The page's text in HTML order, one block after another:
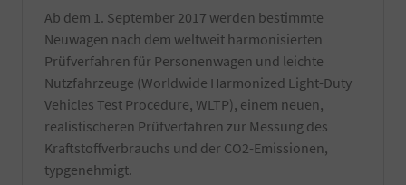
Ab dem 1. September 2017 werden bestimmte
Neuwagen nach dem weltweit harmonisierten
Prüfverfahren für Personenwagen und leichte
Nutzfahrzeuge (Worldwide Harmonized Light-Duty
Vehicles Test Procedure, WLTP), einem neuen,
realistischeren Prüfverfahren zur Messung des
Kraftstoffverbrauchs und der CO2-Emissionen,
typgenehmigt.